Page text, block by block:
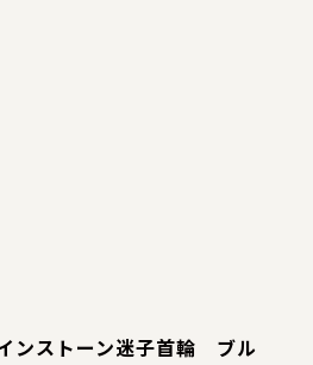
ンストーン迷子首輪 ブル